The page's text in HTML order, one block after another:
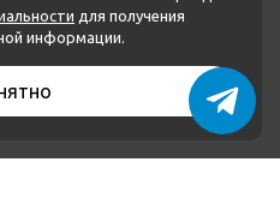
для получения
информации.